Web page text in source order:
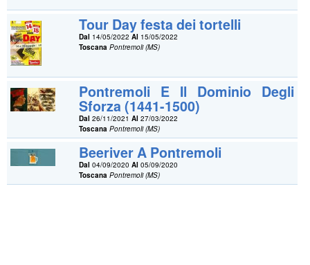
Tour Day festa dei tortelli
Dal 14/05/2022Al 15/05/2022
Toscana Pontremoli (MS)
Pontremoli E Il Dominio Degli
Sforza (1441-1500)
Dal 26/11/2021Al 27/03/2022
Toscana Pontremoli (MS)
Beeriver A Pontremoli
Dal 04/09/2020Al 05/09/2020
Toscana Pontremoli (MS)